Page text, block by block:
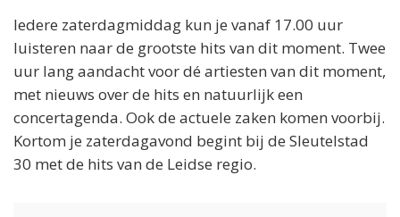
Iedere zaterdagmiddag kun je vanaf 17.00 uur
luisteren naar de grootste hits van dit moment. Twee
uur lang aandacht voor dé artiesten van dit moment,
met nieuws over de hits en natuurlijk een
concertagenda. Ook de actuele zaken komen voorbij.
Kortom je zaterdagavond begint bij de Sleutelstad
30 met de hits van de Leidse regio.